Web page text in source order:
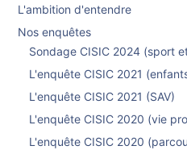
L'ambition d'entendre
Nos enquêtes
Sondage CISIC 2024 (sport
L'enquête CISIC 2021
L'enquête CISIC 2021 (SAV)
L'enquête CISIC 2020 (vie
L'enquête CISIC 2020